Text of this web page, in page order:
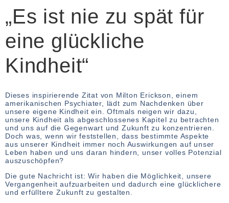
„Es ist nie zu spät für
eine glückliche
Kindheit“
Dieses inspirierende Zitat von Milton Erickson, einem
amerikanischen Psychiater, lädt zum Nachdenken über
unsere eigene Kindheit ein. Oftmals neigen wir dazu,
unsere Kindheit als abgeschlossenes Kapitel zu betrachten
und uns auf die Gegenwart und Zukunft zu konzentrieren.
Doch was, wenn wir feststellen, dass bestimmte Aspekte
aus unserer Kindheit immer noch Auswirkungen auf unser
Leben haben und uns daran hindern, unser volles Potenzial
auszuschöpfen?
Die gute Nachricht ist: Wir haben die Möglichkeit, unsere
Vergangenheit aufzuarbeiten und dadurch eine glücklichere
und erfülltere Zukunft zu gestalten.